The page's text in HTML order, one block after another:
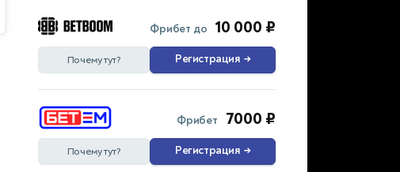
Фрибет до 10 000 ₽
Почему тут? Регистрация →
Фрибет 7000 ₽
Почему тут? Регистрация →